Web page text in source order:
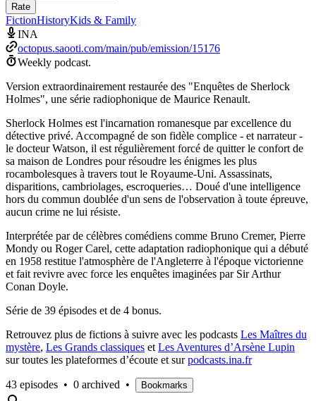
Rate
FictionHistoryKids & Family
INA
octopus.saooti.com/main/pub/emission/15176
Weekly podcast.
Version extraordinairement restaurée des "Enquêtes de Sherlock
Holmes", une série radiophonique de Maurice Renault.
Sherlock Holmes est l'incarnation romanesque par excellence du
détective privé. Accompagné de son fidèle complice - et narrateur -
le docteur Watson, il est régulièrement forcé de quitter le confort de
sa maison de Londres pour résoudre les énigmes les plus
rocambolesques à travers tout le Royaume-Uni. Assassinats,
disparitions, cambriolages, escroqueries… Doué d'une intelligence
hors du commun doublée d'un sens de l'observation à toute épreuve,
aucun crime ne lui résiste.
Interprétée par de célèbres comédiens comme Bruno Cremer, Pierre
Mondy ou Roger Carel, cette adaptation radiophonique qui a débuté
en 1958 restitue l'atmosphère de l'Angleterre à l'époque victorienne
et fait revivre avec force les enquêtes imaginées par Sir Arthur
Conan Doyle.
Série de 39 épisodes et de 4 bonus.
Retrouvez plus de fictions à suivre avec les podcasts Les Maîtres du
mystère, Les Grands classiques et Les Aventures d’Arsène Lupin
sur toutes les plateformes d’écoute et surpodcasts.ina.fr
43 episodes • 0 archived • Bookmarks